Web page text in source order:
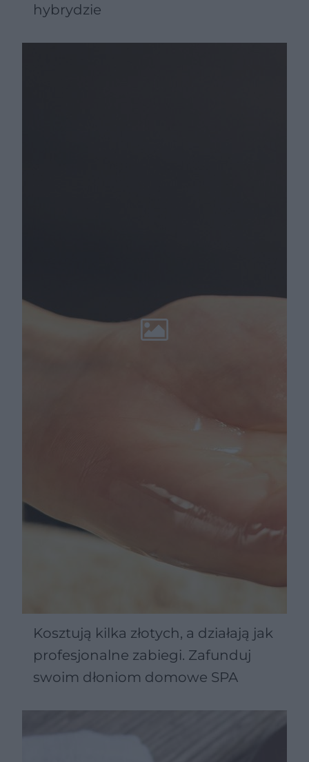
hybrydzie
Kosztują kilka złotych, a działają jak
profesjonalne zabiegi. Zafunduj
swoim dłoniom domowe SPA